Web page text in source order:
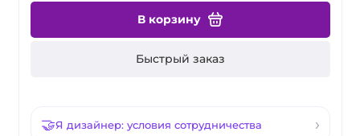
В корзину
Быстрый заказ
Я дизайнер: условия сотрудничества